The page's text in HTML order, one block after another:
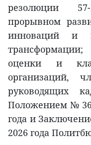
резолюции
прорывном
инноваций и
оценки и
организаций,
руководящих
Положением №
года и
2026 года